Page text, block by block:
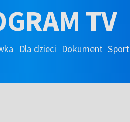
TV
Dla dzieci Dokument Sport